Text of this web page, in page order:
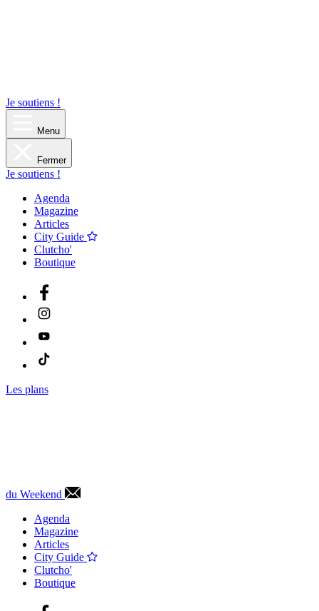
Je soutiens !
Menu
Fermer
Je soutiens !
Agenda
Magazine
Articles
City Guide
Clutcho'
Boutique
Les plans
du Weekend
Agenda
Magazine
Articles
City Guide
Clutcho'
Boutique